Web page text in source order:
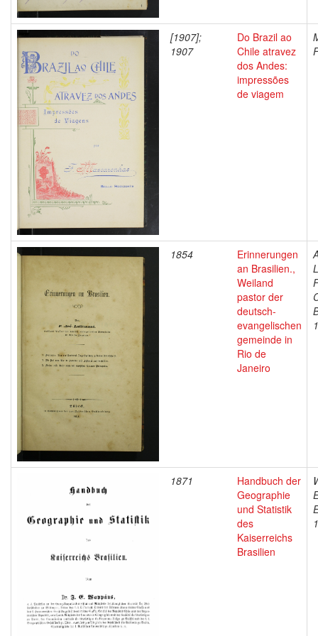
[1907];
1907
Do Brazil ao
Chile atravez
dos Andes:
impressões
de viagem
1854
Erinnerungen
an Brasilien.,
Weiland
pastor der
deutsch-
evangelischen
gemeinde in
Rio de
Janeiro
1871
Handbuch der
Geographie
und Statistik
des
Kaiserreichs
Brasilien